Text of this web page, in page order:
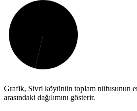
Grafik, Sivri köyünün toplam nüfusunun
arasındaki dağılımını gösterir.